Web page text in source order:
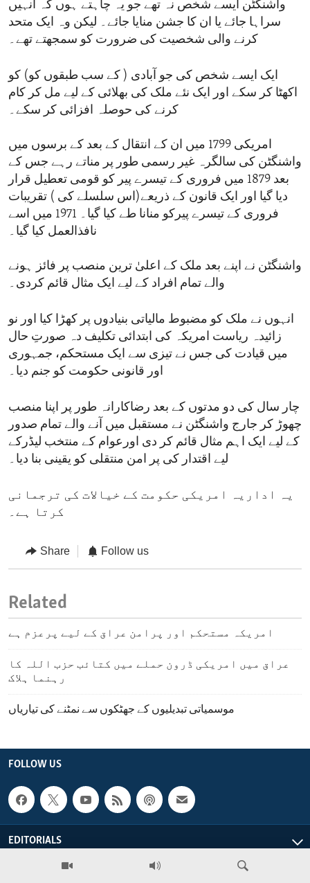
واشنگٹن ایسے شخص نہ تھے جو یہ چاہتے ہوں کہ انہیں
سراہا جائے یا ان کا جشن منایا جائے۔ لیکن وہ ایک متحد
کرنے والی شخصیت کی ضرورت کو سمجھتے تھے۔
ایک ایسے شخص کی جو آبادی ( کے سب طبقوں کو) کو
اکھٹا کر سکے اور ایک نئے ملک کی بھلائی کے لیے مل کر کام
کرنے کی حوصلہ افزائی کر سکے۔
امریکی 1799 میں ان کے انتقال کے بعد کے برسوں میں
واشنگٹن کی سالگرہ غیر رسمی طور پر مناتے رہے جس کے
بعد 1879 میں فروری کے تیسرے پیر کو قومی تعطیل قرار
دیا گیا اور ایک قانون کے ذریعے(اس سلسلے کی ) تقریبات
فروری کے تیسرے پیرکو منانا طے کیا گیا۔ 1971 میں اسے
نافذالعمل کیا گیا۔
واشنگٹن نے اپنے بعد ملک کے اعلیٰ ترین منصب پر فائز ہونے
والے تمام افراد کے لیے ایک مثال قائم کردی۔
انہوں نے ملک کو مضبوط مالیاتی بنیادوں پر کھڑا کیا اور نو
زائیدہ ریاست امریکہ کی ابتدائی تکلیف دہ صورتِ حال
میں قیادت کی جس نے تیزی سے ایک مستحکم، جمہوری
اور قانونی حکومت کو جنم دیا۔
چار سال کی دو مدتوں کے بعد رضاکارانہ طور پر اپنا منصب
چھوڑ کر جارج واشنگٹن نے مستقبل میں آنے والے تمام صدور
کے لیے ایک اہم مثال قائم کر دی اورعوام کے منتخب لیڈرکے
لیے اقتدار کی پر امن منتقلی کو یقینی بنا دیا۔
یہ اداریہ امریکی حکومت کے خیالات کی ترجمانی
کرتا ہے۔
Share Follow us
Related
امریکہ مستحکم اور پرامن عراق کے لیے پرعزم ہے
عراق میں امریکی ڈرون حملے میں کتائب حزب اللہ کا
رہنما ہلاک
موسمیاتی تبدیلیوں کے جھٹکوں سے نمٹنے کی تیاریاں
FOLLOW US
EDITORIALS